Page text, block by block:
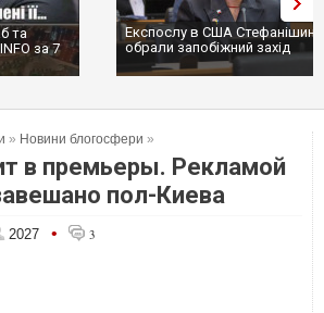
та
за 7
Експослу в США
обрали запобіжний захід
» Новини блогосфери »
в премьеры. Рекламой
пол-Киева
2027 • 3